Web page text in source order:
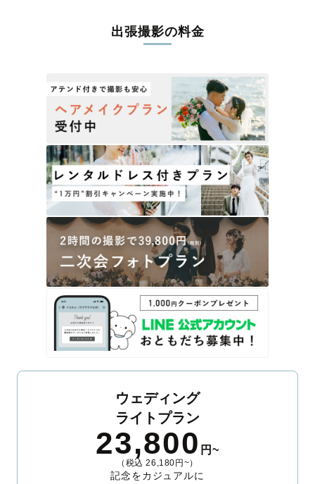
出張撮影の料金
ウェディング
ライトプラン
23,800 円~
（税込 26,180円~）
記念をカジュアルに